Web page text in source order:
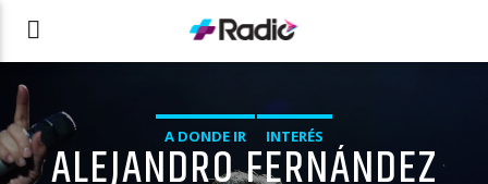
A DONDE IR INTERÉS
ALEJANDRO FERNÁNDEZ